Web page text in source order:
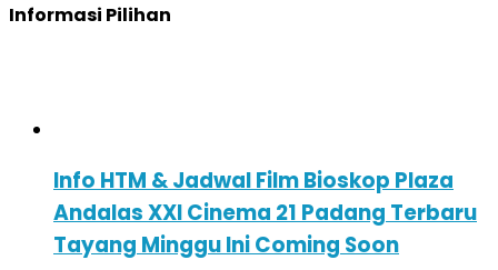
Informasi Pilihan
Info HTM & Jadwal Film Bioskop Plaza
Andalas XXI Cinema 21 Padang Terbaru
Tayang Minggu Ini Coming Soon